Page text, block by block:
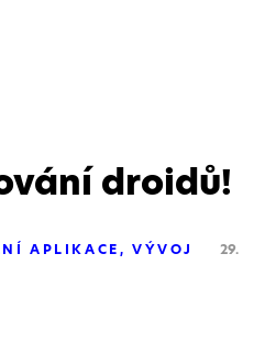
droidů!
APLIKACE VÝVOJ
29.